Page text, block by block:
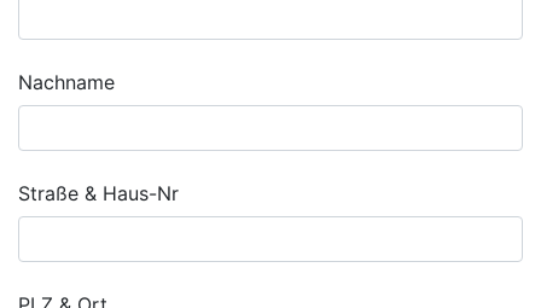
Nachname
Straße & Haus-Nr